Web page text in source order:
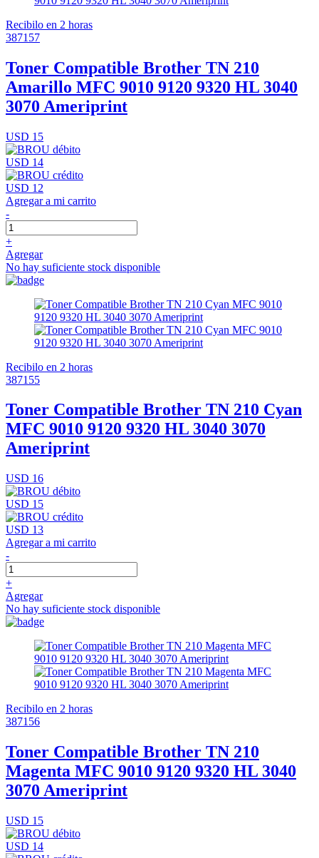
Recibilo en 2 horas
387157
Toner Compatible Brother TN 210
Amarillo MFC 9010 9120 9320 HL 3040
3070 Ameriprint
USD 15
USD 14
USD 12
Agregar a mi carrito
-
+
Agregar
No hay suficiente stock disponible
Recibilo en 2 horas
387155
Toner Compatible Brother TN 210 Cyan
MFC 9010 9120 9320 HL 3040 3070
Ameriprint
USD 16
USD 15
USD 13
Agregar a mi carrito
-
+
Agregar
No hay suficiente stock disponible
Recibilo en 2 horas
387156
Toner Compatible Brother TN 210
Magenta MFC 9010 9120 9320 HL 3040
3070 Ameriprint
USD 15
USD 14